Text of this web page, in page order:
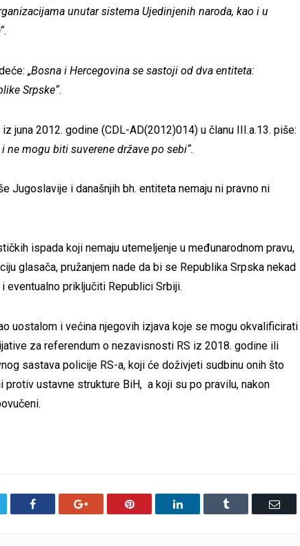
unutar sistema Ujedinjenih naroda, kao i u
.
„Bosna i Hercegovina se sastoji od dva entiteta:
Srpske“.
juna 2012. godine (CDL-AD(2012)014) u članu III.a.13. piše:
mogu biti suverene države po sebi“.
Jugoslavije i današnjih bh. entiteta nemaju ni pravno ni
ispada koji nemaju utemeljenje u međunarodnom pravu,
glasača, pružanjem nade da bi se Republika Srpska nekad
priključiti Republici Srbiji.
uostalom i većina njegovih izjava koje se mogu okvalificirati
za referendum o nezavisnosti RS iz 2018. godine ili
sastava policije RS-a, koji će doživjeti sudbinu onih što
ustavne strukture BiH, a koji su po pravilu, nakon
Facebook Google+ Pinterest LinkedIn Tumblr Email